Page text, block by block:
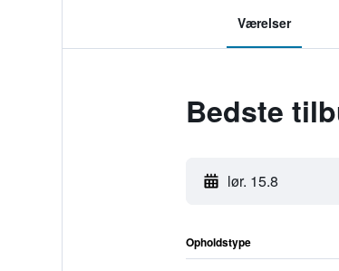
Værelser
Bedste
lør. 15.8
Opholdstype